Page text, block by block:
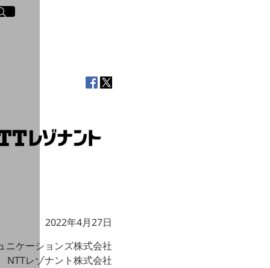
ト内検索
2022年4月27日
ニケーションズ株式会社
NTTレゾナント株式会社